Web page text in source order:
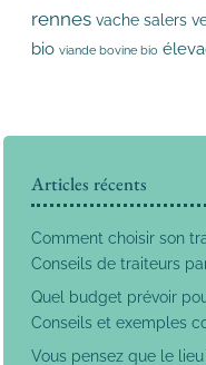
rennes vache salers
bio viande bovine bio
Articles récents
Comment choisir son
Conseils de traiteurs
Quel budget prévoir
Conseils et exemples
Vous pensez que le